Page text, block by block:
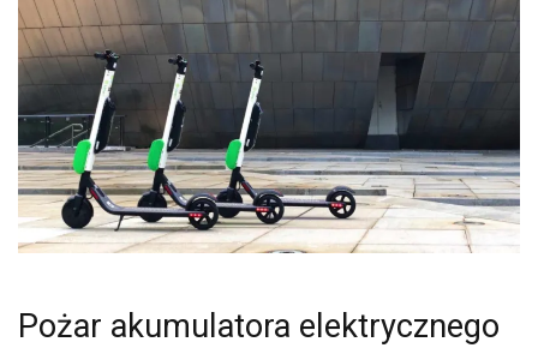
Pożar akumulatora elektrycznego